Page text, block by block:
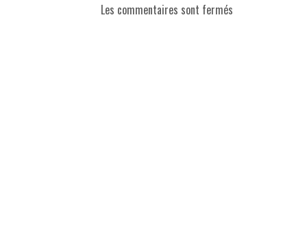
Les commentaires sont fermés